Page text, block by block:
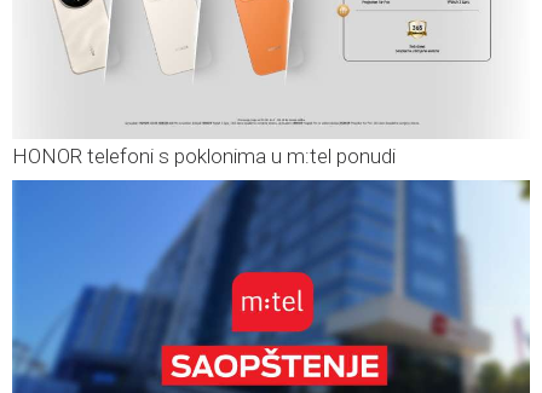
HONOR telefoni s poklonima u m:tel ponudi